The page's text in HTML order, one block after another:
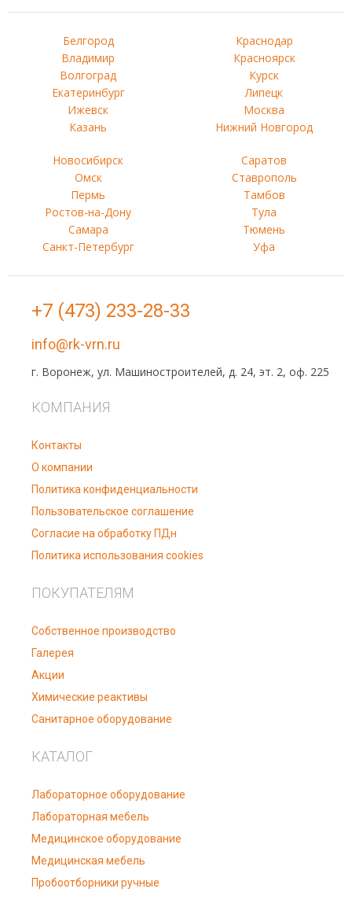
Белгород
Владимир
Волгоград
Екатеринбург
Ижевск
Казань
Краснодар
Красноярск
Курск
Липецк
Москва
Нижний Новгород
Новосибирск
Омск
Пермь
Ростов-на-Дону
Самара
Санкт-Петербург
Саратов
Ставрополь
Тамбов
Тула
Тюмень
Уфа
+7 (473) 233-28-33
info@rk-vrn.ru
г. Воронеж, ул. Машиностроителей, д. 24, эт. 2, оф. 225
КОМПАНИЯ
Контакты
О компании
Политика конфиденциальности
Пользовательское соглашение
Согласие на обработку ПДн
Политика использования cookies
ПОКУПАТЕЛЯМ
Собственное производство
Галерея
Акции
Химические реактивы
Санитарное оборудование
КАТАЛОГ
Лабораторное оборудование
Лабораторная мебель
Медицинское оборудование
Медицинская мебель
Пробоотборники ручные